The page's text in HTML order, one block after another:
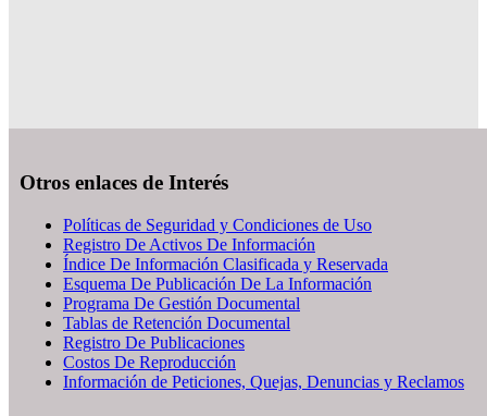
Otros enlaces de Interés
Políticas de Seguridad y Condiciones de Uso
Registro De Activos De Información
Índice De Información Clasificada y Reservada
Esquema De Publicación De La Información
Programa De Gestión Documental
Tablas de Retención Documental
Registro De Publicaciones
Costos De Reproducción
Información de Peticiones, Quejas, Denuncias y Reclamos